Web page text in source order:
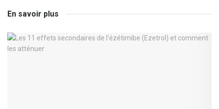
En savoir plus